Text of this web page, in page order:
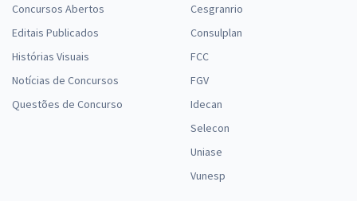
Concursos Abertos
Editais Publicados
Histórias Visuais
Notícias de Concursos
Questões de Concurso
Cesgranrio
Consulplan
FCC
FGV
Idecan
Selecon
Uniase
Vunesp